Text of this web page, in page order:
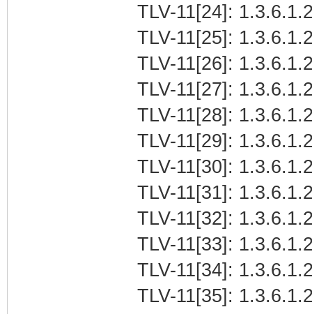
TLV-11[24]:
TLV-11[25]:
TLV-11[26]:
TLV-11[27]:
TLV-11[28]:
TLV-11[29]:
TLV-11[30]:
TLV-11[31]:
TLV-11[32]:
TLV-11[33]:
TLV-11[34]:
TLV-11[35]: